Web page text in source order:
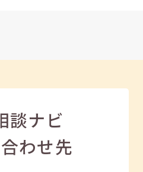
談ナビ
わせ先